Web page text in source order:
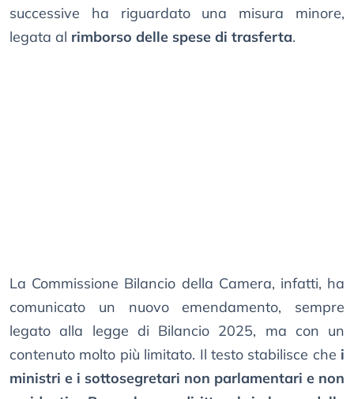
successive ha riguardato una misura minore,
legata al rimborso delle spese di trasferta.
La Commissione Bilancio della Camera, infatti, ha
comunicato un nuovo emendamento, sempre
legato alla legge di Bilancio 2025, ma con un
contenuto molto più limitato. Il testo stabilisce che i
ministri e i sottosegretari non parlamentari e non